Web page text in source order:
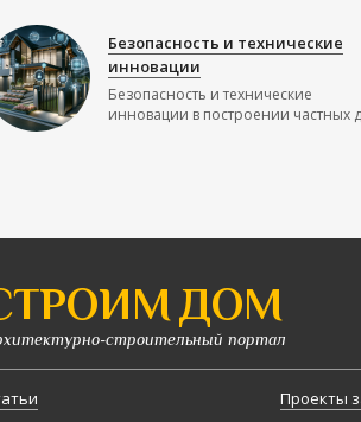
Безопасность и технические
инновации
Безопасность и технические
инновации в построении частных
ДОМ
строительный портал
Проекты